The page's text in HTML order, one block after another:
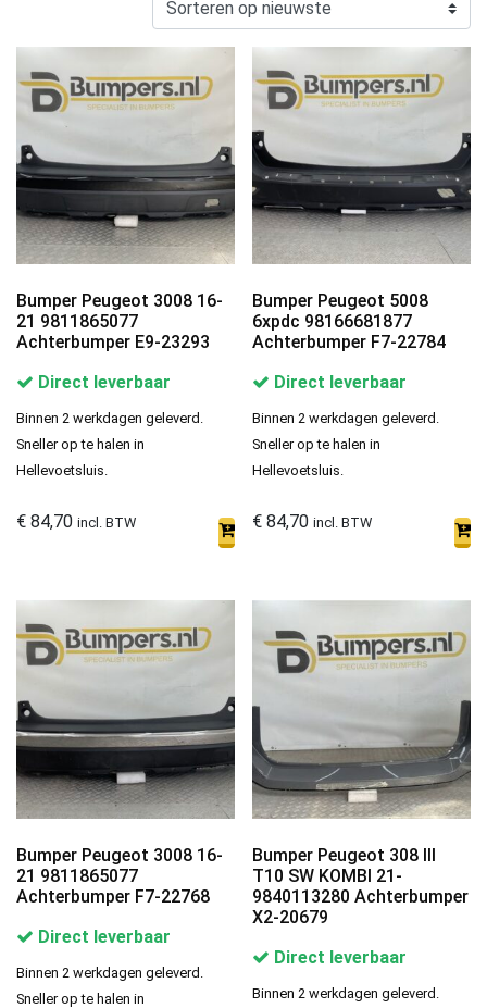
Bumper Peugeot 3008 16-
21 9811865077
Achterbumper E9-23293
Direct leverbaar
Binnen 2 werkdagen geleverd.
Sneller op te halen in
Hellevoetsluis.
€ 84,70 incl. BTW
Bumper Peugeot 5008
6xpdc 98166681877
Achterbumper F7-22784
Direct leverbaar
Binnen 2 werkdagen geleverd.
Sneller op te halen in
Hellevoetsluis.
€ 84,70 incl. BTW
Bumper Peugeot 3008 16-
21 9811865077
Achterbumper F7-22768
Direct leverbaar
Binnen 2 werkdagen geleverd.
Sneller op te halen in
Bumper Peugeot 308 III
T10 SW KOMBI 21-
9840113280 Achterbumper
X2-20679
Direct leverbaar
Binnen 2 werkdagen geleverd.